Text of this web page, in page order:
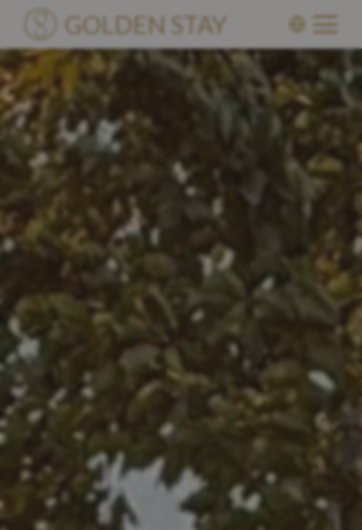
GOLDEN STAY
Unterkünfte
Villen
Standorte
Über Uns
Blog
Kennenlernen
Become a Partner
Kontakt
Become a Partner
Anmelden
Your Stay